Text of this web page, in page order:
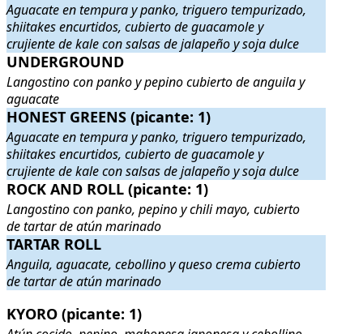
Aguacate en tempura y panko, triguero tempurizado,
shiitakes encurtidos, cubierto de guacamole y
crujiente de kale con salsas de jalapeño y soja dulce
UNDERGROUND . Langostino con panko y pepino cubierto de
UNDERGROUND
Langostino con panko y pepino cubierto de anguila y
aguacate
HONEST GREENS (picante: 1) . Aguacate en tempura y panko,
HONEST GREENS (picante: 1)
Aguacate en tempura y panko, triguero tempurizado,
shiitakes encurtidos, cubierto de guacamole y
crujiente de kale con salsas de jalapeño y soja dulce
ROCK AND ROLL (picante: 1) . Langostino con panko, pepino y
ROCK AND ROLL (picante: 1)
Langostino con panko, pepino y chili mayo, cubierto
de tartar de atún marinado
TARTAR ROLL
TARTAR ROLL
Anguila, aguacate, cebollino y queso crema cubierto
de tartar de atún marinado
KYORO (picante: 1) . Atún cocido, pepino, mahonesa japonesa y
KYORO (picante: 1)